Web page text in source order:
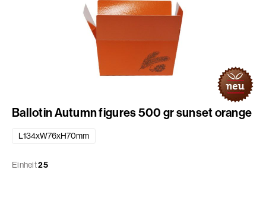
Ballotin Autumn figures 500 gr sunset orange
L134xW76xH70mm
Einheit25